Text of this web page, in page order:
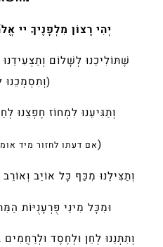
יְהִי רָצוֹן מִלְפָנֶיךָ יי
שֶׁתּוֹלִיכֵנוּ לְשָׁלוֹם
וְתַגִּיעֵנוּ לִמְחוֹז חֶפְצֵנוּ
(אם דעתו לחזור מיד
וְתַצִּילֵנוּ מִכַּף כָּל אוֹיֵב
וּמִכָּל מִינֵי פֻּרְעָנֻיּוֹת
וְתִתְּנֵנוּ לְחֵן וּלְחֶסֶד וּלְרַחֲמִים